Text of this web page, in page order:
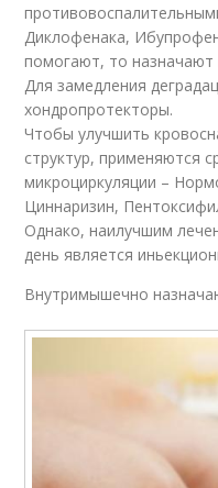
Диклофенака,
помогают, то назначают
Для замедления
хондропротекторы.
Чтобы улучшить
структур, применяются
микроциркуляции –
Циннаризин,
Однако, наилучшим
день является
Внутримышечно